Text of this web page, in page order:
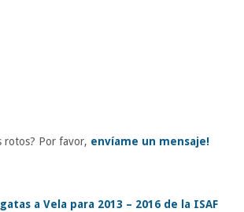
rotos? Por favor, envíame un mensaje!
a Vela para 2013 – 2016 de la ISAF